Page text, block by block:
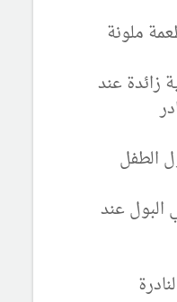
ملونة
زائدة عند
الطفل
البول عند